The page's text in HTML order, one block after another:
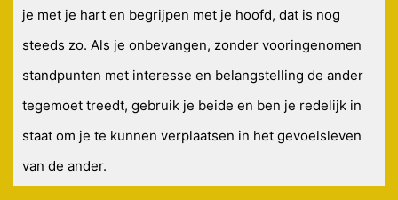
je met je hart en begrijpen met je hoofd, dat is nog
steeds zo. Als je onbevangen, zonder vooringenomen
standpunten met interesse en belangstelling de ander
tegemoet treedt, gebruik je beide en ben je redelijk in
staat om je te kunnen verplaatsen in het gevoelsleven
van de ander.